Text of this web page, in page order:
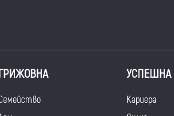
УСПЕШНА
Кариера